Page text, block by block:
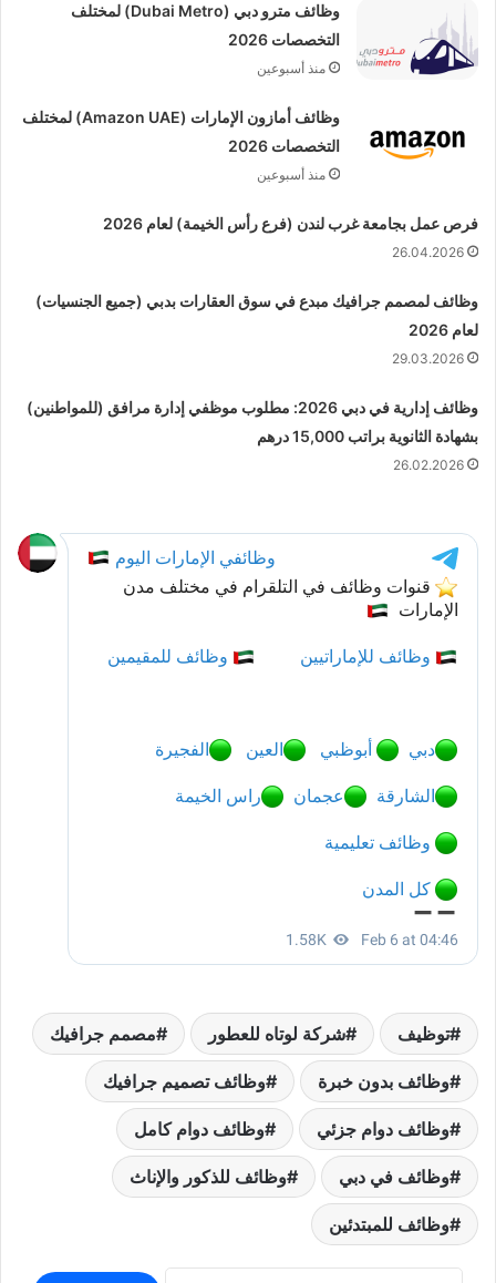
وظائف مترو دبي (Dubai Metro) لمختلف
التخصصات 2026
منذ أسبوعين
وظائف أمازون الإمارات (Amazon UAE) لمختلف
التخصصات 2026
منذ أسبوعين
فرص عمل بجامعة غرب لندن (فرع رأس الخيمة) لعام 2026
26.04.2026
وظائف لمصمم جرافيك مبدع في سوق العقارات بدبي (جميع الجنسيات)
لعام 2026
29.03.2026
وظائف إدارية في دبي 2026: مطلوب موظفي إدارة مرافق (للمواطنين)
بشهادة الثانوية براتب 15,000 درهم
26.02.2026
توظيف شركة لوتاه للعطور مصمم جرافيك
وظائف بدون خبرة وظائف تصميم جرافيك
وظائف دوام جزئي وظائف دوام كامل
وظائف في دبي وظائف للذكور والإناث
وظائف للمبتدئين